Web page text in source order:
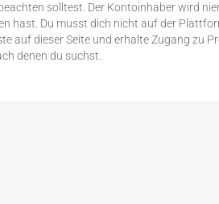
solltest. Der Kontoinhaber wird
hast. Du musst dich nicht auf der
auf dieser Seite und erhalte Zugang zu
denen du suchst.